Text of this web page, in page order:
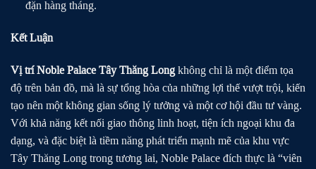
đặn hàng tháng.
Kết Luận
Vị trí Noble Palace Tây Thăng Long không chỉ là một điểm tọa
độ trên bản đồ, mà là sự tổng hòa của những lợi thế vượt trội, kiến
tạo nên một không gian sống lý tưởng và một cơ hội đầu tư vàng.
Với khả năng kết nối giao thông linh hoạt, tiện ích ngoại khu đa
dạng, và đặc biệt là tiềm năng phát triển mạnh mẽ của khu vực
Tây Thăng Long trong tương lai, Noble Palace đích thực là “viên